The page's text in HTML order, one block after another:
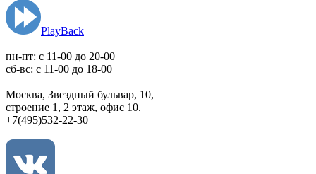
PlayBack
пн-пт: c 11-00 до 20-00
сб-вс: с 11-00 до 18-00
Москва, Звездный бульвар, 10,
строение 1, 2 этаж, офис 10.
+7(495)532-22-30